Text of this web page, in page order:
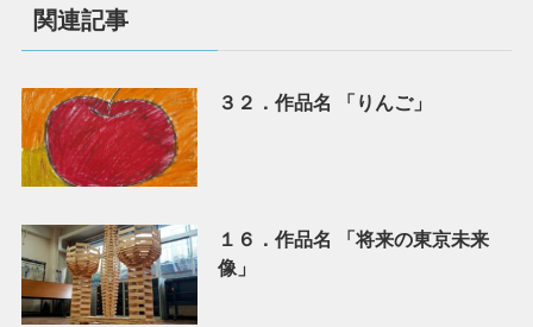
関連記事
３２．作品名 「りんご」
１６．作品名 「将来の東京未来
像」